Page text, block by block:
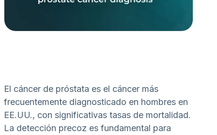
El cáncer de próstata es el cáncer más
frecuentemente diagnosticado en hombres en
EE.UU., con significativas tasas de mortalidad.
La detección precoz es fundamental para